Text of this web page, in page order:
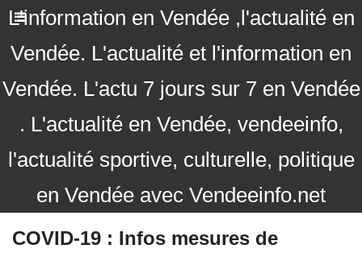
L'information en Vendée ,l'actualité en
Vendée. L'actualité et l'information en
Vendée. L'actu 7 jours sur 7 en Vendée
. L'actualité en Vendée, vendeeinfo,
l'actualité sportive, culturelle, politique
en Vendée avec Vendeeinfo.net
COVID-19 : Infos mesures de